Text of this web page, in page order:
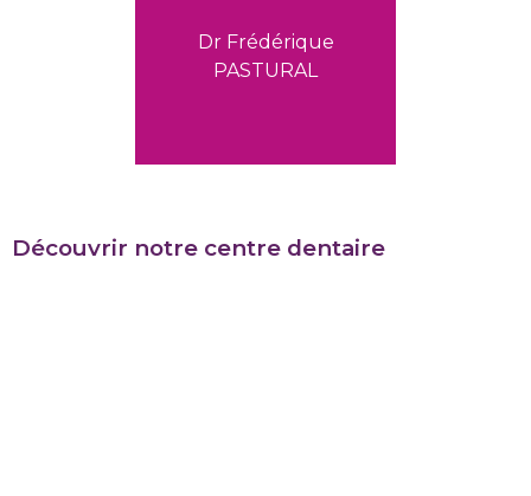
Dr Frédérique
PASTURAL
Découvrir notre centre dentaire